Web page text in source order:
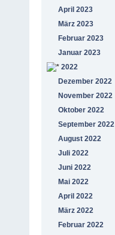
April 2023
März 2023
Februar 2023
Januar 2023
2022
Dezember 2022
November 2022
Oktober 2022
September 2022
August 2022
Juli 2022
Juni 2022
Mai 2022
April 2022
März 2022
Februar 2022